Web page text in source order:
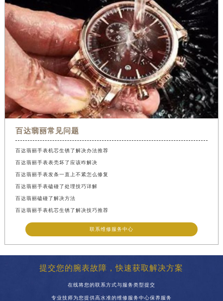
百达翡丽常见问题
百达翡丽手表机芯生锈了解决办法推荐
百达翡丽手表表壳坏了应该咋解决
百达翡丽手表发条一直上不紧怎么修复
百达翡丽手表磕碰了处理技巧详解
百达翡丽磕碰了解决方法
百达翡丽手表机芯生锈了解决技巧推荐
联系维修服务中心
提交您的腕表故障，快速获取解决方案
在线将您的联系方式与服务类型提交
专业技师为您提供高水准的维修服务中心保养服务